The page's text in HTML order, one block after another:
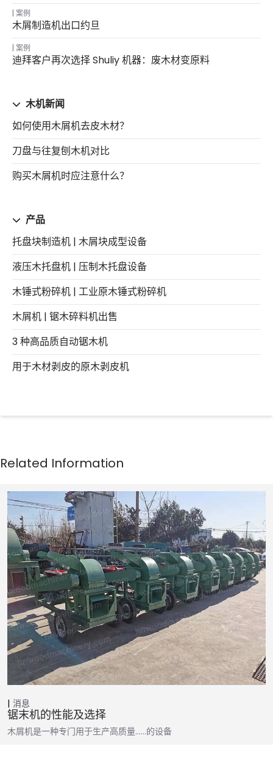
案例
木屑制造机出口约旦
案例
迪拜客户再次选择 Shuliy 机器：废木材变原料
木机新闻
如何使用木屑机去皮木材？
刀盘与往复刨木机对比
购买木屑机时应注意什么？
产品
托盘块制造机 | 木屑块成型设备
液压木托盘机 | 压制木托盘设备
木锤式粉碎机 | 工业原木锤式粉碎机
木屑机 | 锯木碎料机出售
3 种高品质自动锯木机
用于木材剥皮的原木剥皮机
消息
锯末机的性能及选择
木屑机是一种专门用于生产高质量……的设备